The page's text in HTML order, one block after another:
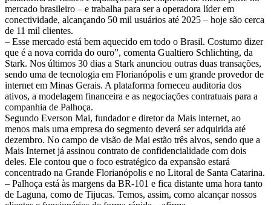
mercado brasileiro – e trabalha para ser a operadora líder em
conectividade, alcançando 50 mil usuários até 2025 – hoje são cerca
de 11 mil clientes.
– Esse mercado está bem aquecido em todo o Brasil. Costumo dizer
que é a nova corrida do ouro”, comenta Gualtiero Schlichting, da
Stark. Nos últimos 30 dias a Stark anunciou outras duas transações,
sendo uma de tecnologia em Florianópolis e um grande provedor de
internet em Minas Gerais. A plataforma forneceu auditoria dos
ativos, a modelagem financeira e as negociações contratuais para a
companhia de Palhoça.
Segundo Everson Mai, fundador e diretor da Mais internet, ao
menos mais uma empresa do segmento deverá ser adquirida até
dezembro. No campo de visão de Mai estão três alvos, sendo que a
Mais Internet já assinou contrato de confidencialidade com dois
deles. Ele contou que o foco estratégico da expansão estará
concentrado na Grande Florianópolis e no Litoral de Santa Catarina.
– Palhoça está às margens da BR-101 e fica distante uma hora tanto
de Laguna, como de Tijucas. Temos, assim, como alcançar nossos